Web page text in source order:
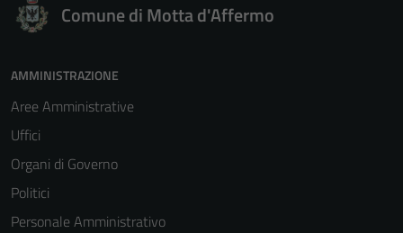
Comune di Motta d'Affermo
AMMINISTRAZIONE
Aree Amministrative
Uffici
Organi di Governo
Politici
Personale Amministrativo